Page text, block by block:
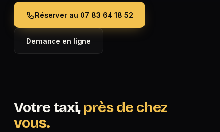
Réserver au 07 83 64 18 52
Demande en ligne
Votre taxi,près de chez
vous.